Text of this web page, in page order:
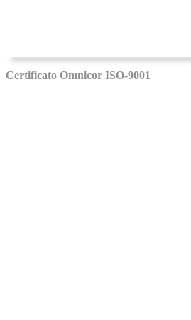
Certificato Omnicor ISO-9001